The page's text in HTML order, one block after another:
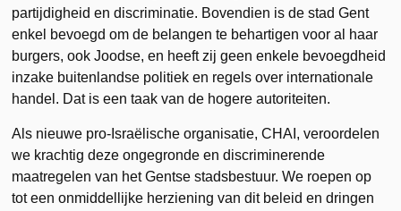
partijdigheid en discriminatie. Bovendien is de stad Gent
enkel bevoegd om de belangen te behartigen voor al haar
burgers, ook Joodse, en heeft zij geen enkele bevoegdheid
inzake buitenlandse politiek en regels over internationale
handel. Dat is een taak van de hogere autoriteiten.
Als nieuwe pro-Israëlische organisatie, CHAI, veroordelen
we krachtig deze ongegronde en discriminerende
maatregelen van het Gentse stadsbestuur. We roepen op
tot een onmiddellijke herziening van dit beleid en dringen